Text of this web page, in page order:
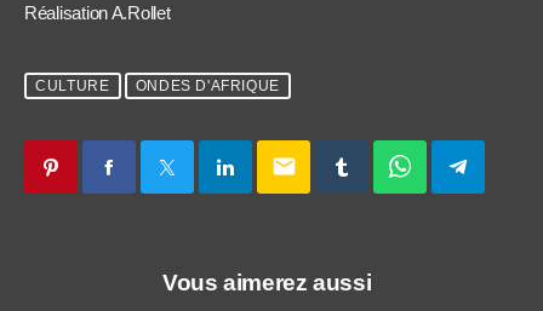
Réalisation A.Rollet
CULTURE ONDES D'AFRIQUE
email
Vous aimerez aussi